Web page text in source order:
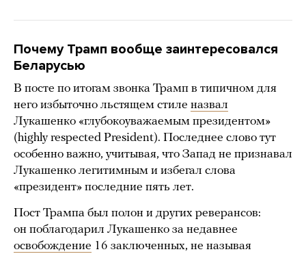
Почему Трамп вообще заинтересовался
Беларусью
В посте по итогам звонка Трамп в типичном для
него избыточно льстящем стиле назвал
Лукашенко «глубокоуважаемым президентом»
(highly respected President). Последнее слово тут
особенно важно, учитывая, что Запад не признавал
Лукашенко легитимным и избегал слова
«президент» последние пять лет.
Пост Трампа был полон и других реверансов:
он поблагодарил Лукашенко за недавнее
освобождение 16 заключенных, не называя